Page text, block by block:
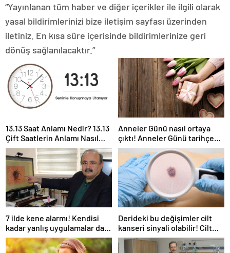
“Yayınlanan tüm haber ve diğer içerikler ile ilgili olarak
yasal bildirimlerinizi bize iletişim sayfası üzerinden
iletiniz. En kısa süre içerisinde bildirimlerinize geri
dönüş sağlanılacaktır.”
13.13 Saat Anlamı Nedir? 13.13
Çift Saatlerin Anlamı Nasıl
Yorumlanır?
Anneler Günü nasıl ortaya
çıktı! Anneler Günü tarihçesi!
Anneler Günü ilk kez ne
zaman kutlandı?
7 ilde kene alarmı! Kendisi
kadar yanlış uygulamalar da
öldürüyor… Sakın bu hataları
yapmayın
Derideki bu değişimler cilt
kanseri sinyali olabilir! Cilt
kanserinden korunmanın
yolları